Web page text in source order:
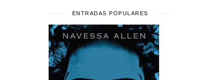
ENTRADAS POPULARES